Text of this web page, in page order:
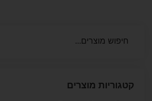
קטגוריות מוצרים